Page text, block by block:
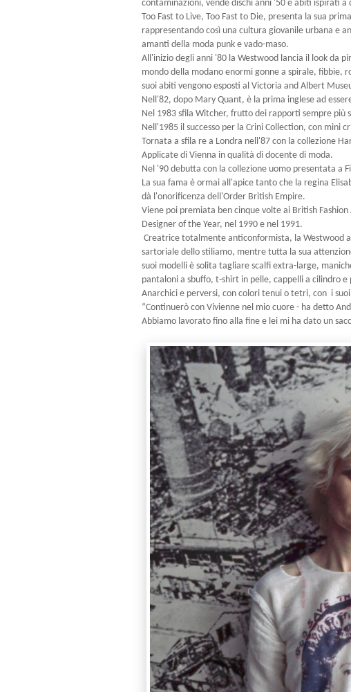
contaminazioni, vende dischi anni '50 e abiti ispirati
Too Fast to Live, Too Fast to Die, presenta la sua
rappresentando così una cultura giovanile urbana e
amanti della moda punk e vado-maso.
All'inizio degli anni '80 la Westwood lancia il look da
mondo della modano enormi gonne a spirale, fibbie,
suoi abiti vengono esposti al Victoria and Albert
Nell'82, dopo Mary Quant, è la prima inglese ad
Nel 1983 sfila Witcher, frutto dei rapporti sempre
Nell'1985 il successo per la Crini Collection, con mini
Tornata a sfila re a Londra nell'87 con la collezione
Applicate di Vienna in qualità di docente di moda.
Nel '90 debutta con la collezione uomo presentata a
La sua fama è ormai all'apice tanto che la regina
dà l'onorificenza dell'Order British Empire.
Viene poi premiata ben cinque volte ai British
Designer of the Year, nel 1990 e nel 1991.
Creatrice totalmente anticonformista, la Westwood
sartoriale dello stiliamo, mentre tutta la sua
suoi modelli è solita tagliare scalfi extra-large,
pantaloni a sbuffo, t-shirt in pelle, cappelli a cilindro
Anarchici e perversi, con colori tenui o tetri, con i
“Continuerò con Vivienne nel mio cuore - ha detto
Abbiamo lavorato fino alla fine e lei mi ha dato un